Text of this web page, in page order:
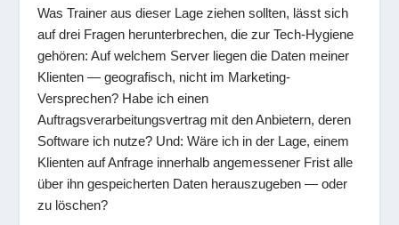
Was Trainer aus dieser Lage ziehen sollten, lässt sich
auf drei Fragen herunterbrechen, die zur Tech-Hygiene
gehören: Auf welchem Server liegen die Daten meiner
Klienten — geografisch, nicht im Marketing-
Versprechen? Habe ich einen
Auftragsverarbeitungsvertrag mit den Anbietern, deren
Software ich nutze? Und: Wäre ich in der Lage, einem
Klienten auf Anfrage innerhalb angemessener Frist alle
über ihn gespeicherten Daten herauszugeben — oder
zu löschen?